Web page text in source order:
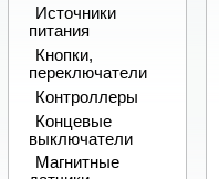
Источники
питания
Кнопки,
переключатели
Контроллеры
Концевые
выключатели
Магнитные